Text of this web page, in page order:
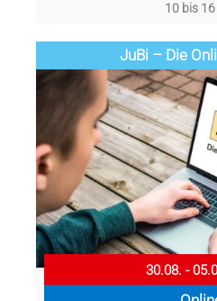
10 bis
JuBi – Die
30.08. -